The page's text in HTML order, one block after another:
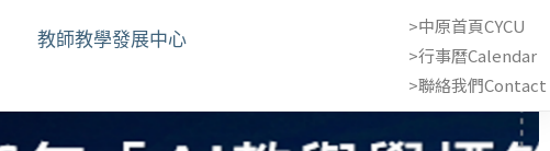
教師教學發展中心
>中原首頁CYCU
>行事曆Calendar
>聯絡我們Contact